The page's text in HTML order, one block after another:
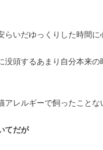
らいだゆっくりした時間に
没頭するあまり自分本来
アレルギーで飼ったことな
てだが